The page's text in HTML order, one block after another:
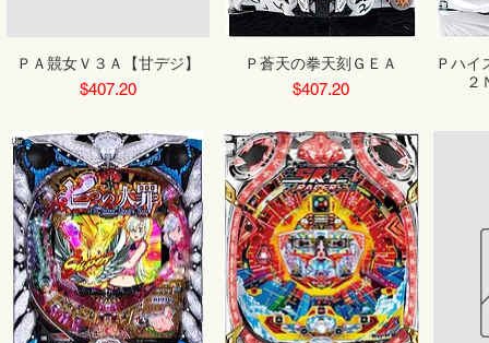
ＰＡ競女Ｖ３Ａ【甘デジ】
Price
$407.20
Ｐ蒼天の拳天刻ＧＥＡ
Price
$407.20
Ｐハイ
２